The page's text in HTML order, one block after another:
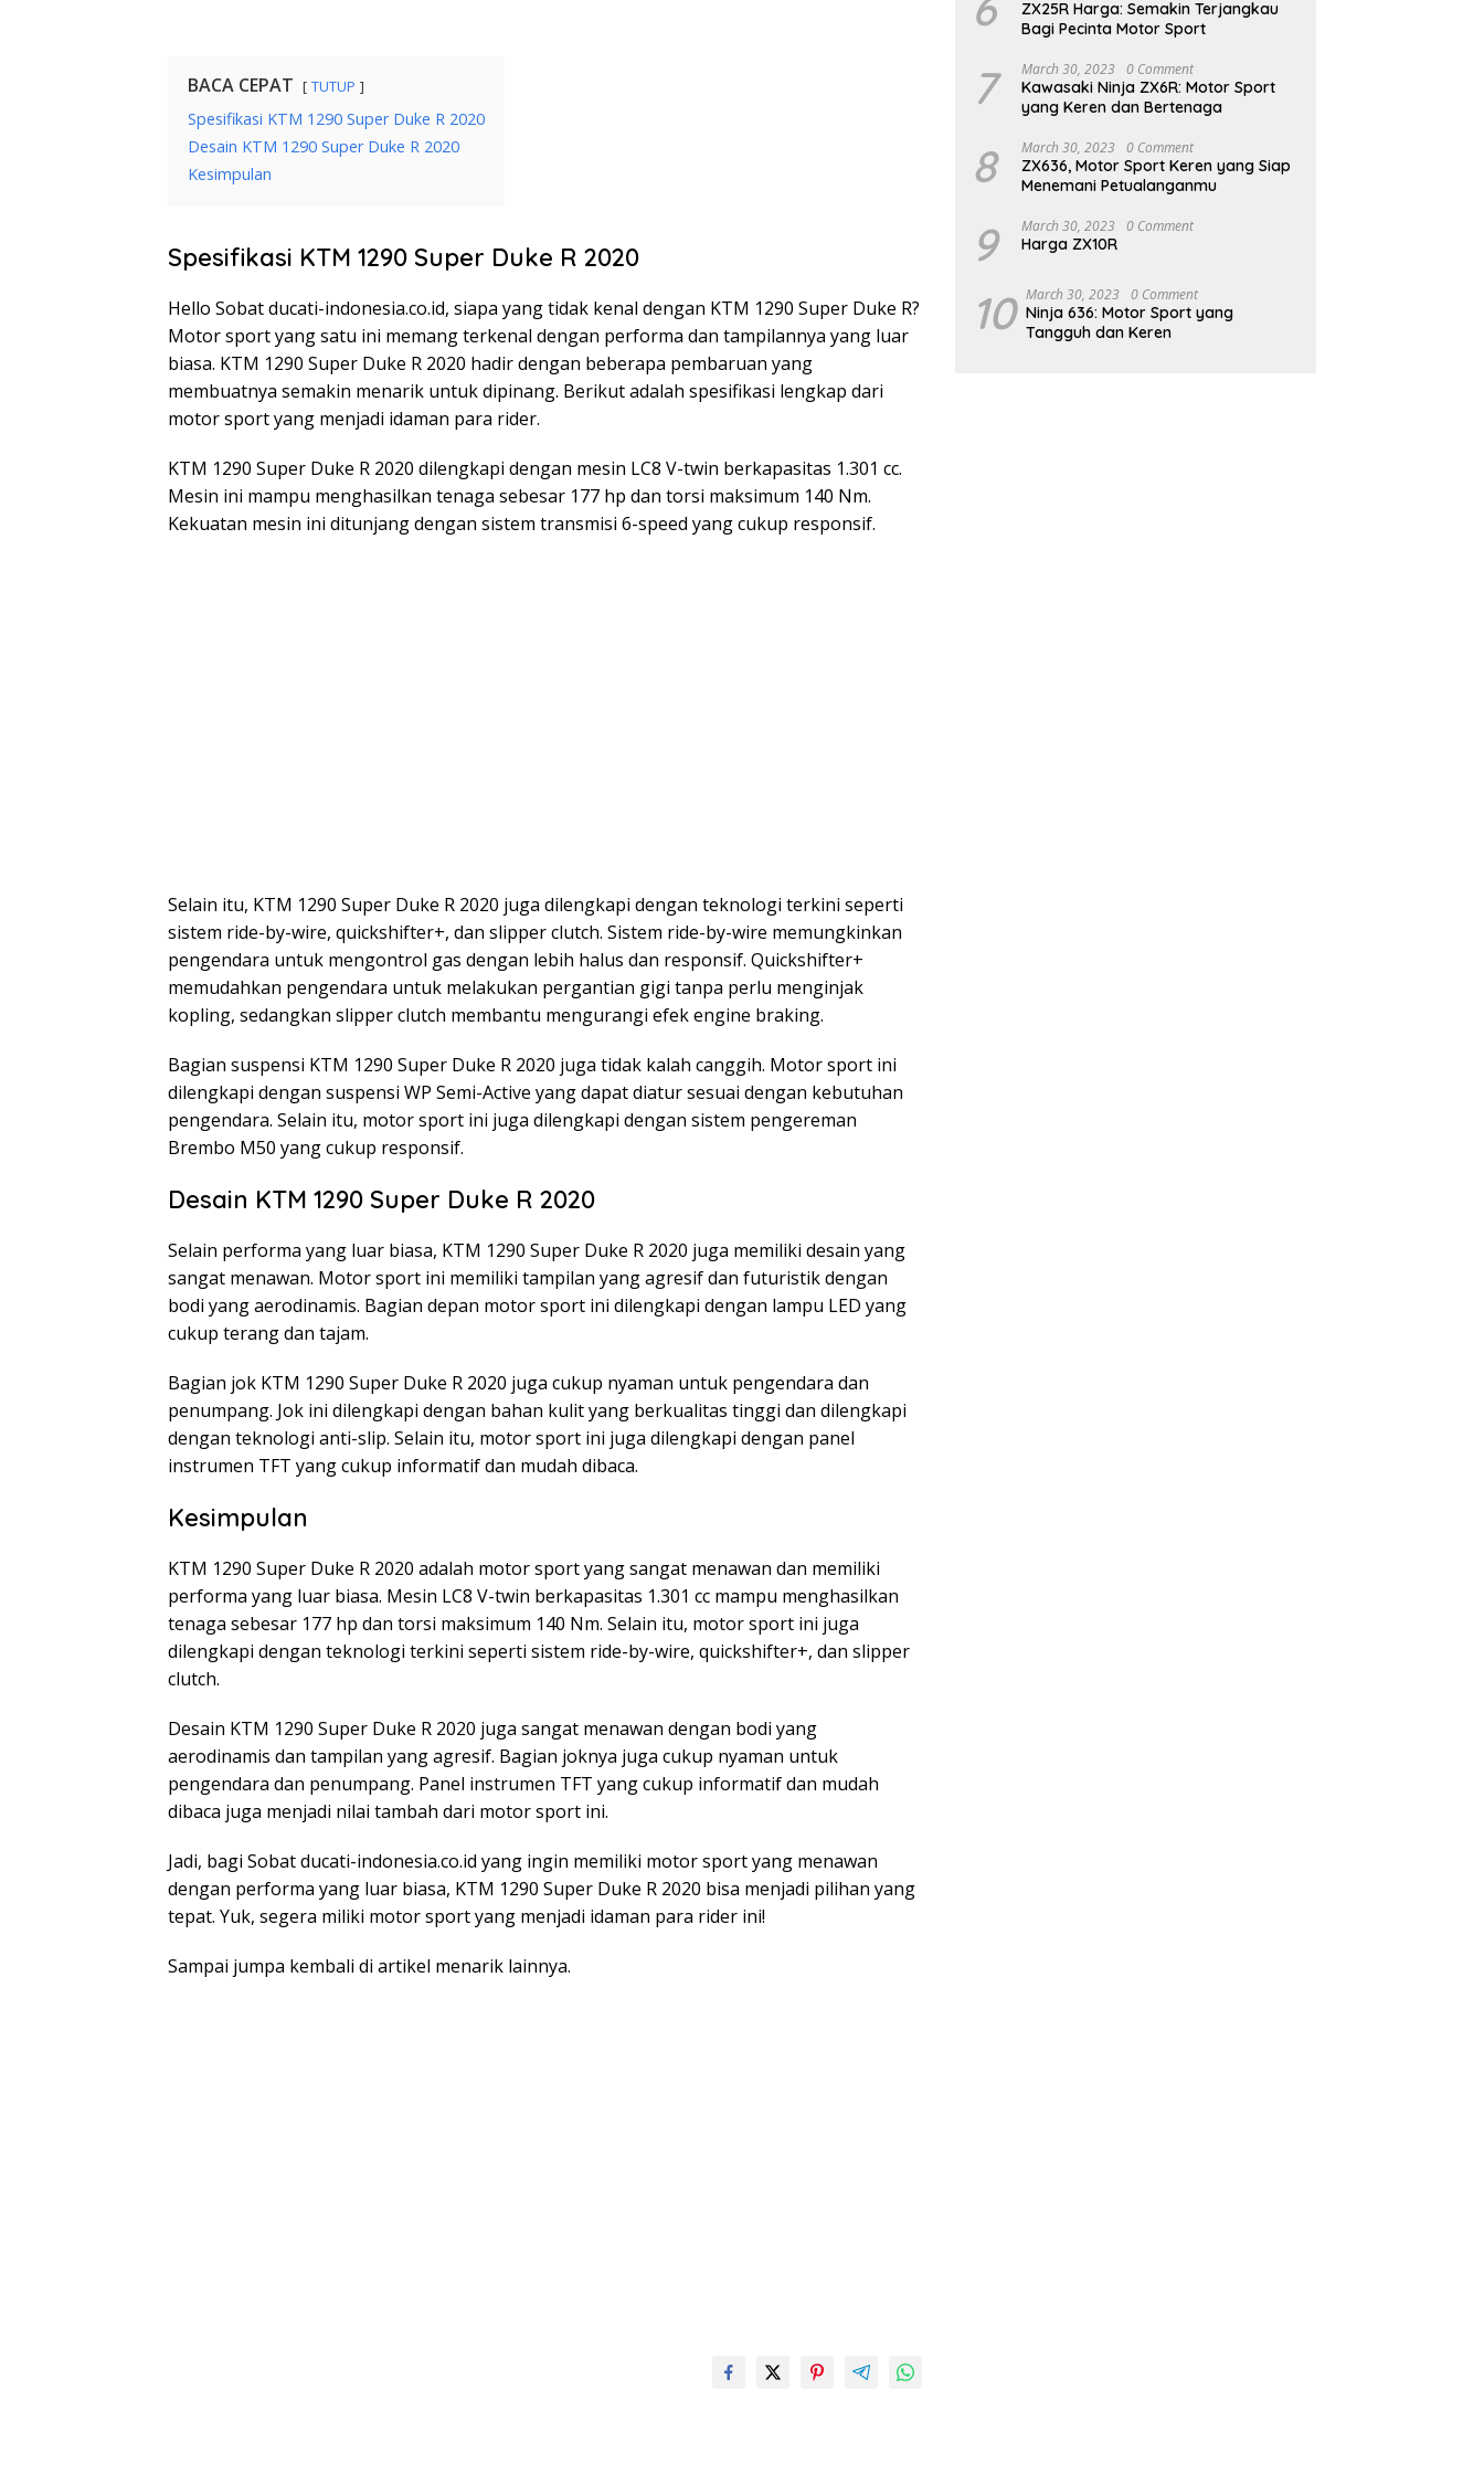
BACA CEPAT TUTUP
Spesifikasi KTM 1290 Super Duke R 2020
Desain KTM 1290 Super Duke R 2020
Kesimpulan
Spesifikasi KTM 1290 Super Duke R 2020
Hello Sobat ducati-indonesia.co.id, siapa yang tidak kenal dengan KTM 1290 Super Duke R?
Motor sport yang satu ini memang terkenal dengan performa dan tampilannya yang luar
biasa. KTM 1290 Super Duke R 2020 hadir dengan beberapa pembaruan yang
membuatnya semakin menarik untuk dipinang. Berikut adalah spesifikasi lengkap dari
motor sport yang menjadi idaman para rider.
KTM 1290 Super Duke R 2020 dilengkapi dengan mesin LC8 V-twin berkapasitas 1.301 cc.
Mesin ini mampu menghasilkan tenaga sebesar 177 hp dan torsi maksimum 140 Nm.
Kekuatan mesin ini ditunjang dengan sistem transmisi 6-speed yang cukup responsif.
Selain itu, KTM 1290 Super Duke R 2020 juga dilengkapi dengan teknologi terkini seperti
sistem ride-by-wire, quickshifter+, dan slipper clutch. Sistem ride-by-wire memungkinkan
pengendara untuk mengontrol gas dengan lebih halus dan responsif. Quickshifter+
memudahkan pengendara untuk melakukan pergantian gigi tanpa perlu menginjak
kopling, sedangkan slipper clutch membantu mengurangi efek engine braking.
Bagian suspensi KTM 1290 Super Duke R 2020 juga tidak kalah canggih. Motor sport ini
dilengkapi dengan suspensi WP Semi-Active yang dapat diatur sesuai dengan kebutuhan
pengendara. Selain itu, motor sport ini juga dilengkapi dengan sistem pengereman
Brembo M50 yang cukup responsif.
Desain KTM 1290 Super Duke R 2020
Selain performa yang luar biasa, KTM 1290 Super Duke R 2020 juga memiliki desain yang
sangat menawan. Motor sport ini memiliki tampilan yang agresif dan futuristik dengan
bodi yang aerodinamis. Bagian depan motor sport ini dilengkapi dengan lampu LED yang
cukup terang dan tajam.
Bagian jok KTM 1290 Super Duke R 2020 juga cukup nyaman untuk pengendara dan
penumpang. Jok ini dilengkapi dengan bahan kulit yang berkualitas tinggi dan dilengkapi
dengan teknologi anti-slip. Selain itu, motor sport ini juga dilengkapi dengan panel
instrumen TFT yang cukup informatif dan mudah dibaca.
Kesimpulan
KTM 1290 Super Duke R 2020 adalah motor sport yang sangat menawan dan memiliki
performa yang luar biasa. Mesin LC8 V-twin berkapasitas 1.301 cc mampu menghasilkan
tenaga sebesar 177 hp dan torsi maksimum 140 Nm. Selain itu, motor sport ini juga
dilengkapi dengan teknologi terkini seperti sistem ride-by-wire, quickshifter+, dan slipper
clutch.
Desain KTM 1290 Super Duke R 2020 juga sangat menawan dengan bodi yang
aerodinamis dan tampilan yang agresif. Bagian joknya juga cukup nyaman untuk
pengendara dan penumpang. Panel instrumen TFT yang cukup informatif dan mudah
dibaca juga menjadi nilai tambah dari motor sport ini.
Jadi, bagi Sobat ducati-indonesia.co.id yang ingin memiliki motor sport yang menawan
dengan performa yang luar biasa, KTM 1290 Super Duke R 2020 bisa menjadi pilihan yang
tepat. Yuk, segera miliki motor sport yang menjadi idaman para rider ini!
Sampai jumpa kembali di artikel menarik lainnya.
ZX25R Harga: Semakin Terjangkau
Bagi Pecinta Motor Sport
7 March 30, 2023 0 Comment
Kawasaki Ninja ZX6R: Motor Sport
yang Keren dan Bertenaga
8 March 30, 2023 0 Comment
ZX636, Motor Sport Keren yang Siap
Menemani Petualanganmu
9 March 30, 2023 0 Comment
Harga ZX10R
10 March 30, 2023 0 Comment
Ninja 636: Motor Sport yang
Tangguh dan Keren